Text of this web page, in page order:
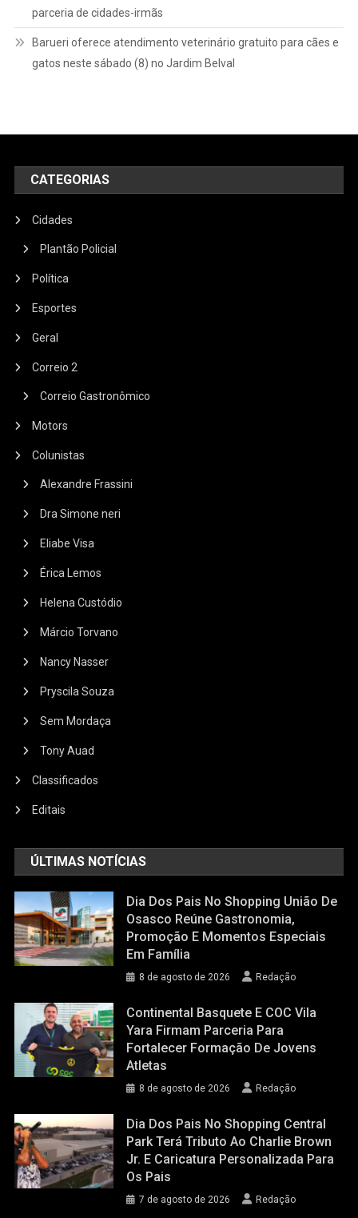
parceria de cidades-irmãs
Barueri oferece atendimento veterinário gratuito para cães e
gatos neste sábado (8) no Jardim Belval
CATEGORIAS
Cidades
Plantão Policial
Política
Esportes
Geral
Correio 2
Correio Gastronômico
Motors
Colunistas
Alexandre Frassini
Dra Simone neri
Eliabe Visa
Érica Lemos
Helena Custódio
Márcio Torvano
Nancy Nasser
Pryscila Souza
Sem Mordaça
Tony Auad
Classificados
Editais
ÚLTIMAS NOTÍCIAS
Dia Dos Pais No Shopping União De
Osasco Reúne Gastronomia,
Promoção E Momentos Especiais
Em Família
8 de agosto de 2026 Redação
Continental Basquete E COC Vila
Yara Firmam Parceria Para
Fortalecer Formação De Jovens
Atletas
8 de agosto de 2026 Redação
Dia Dos Pais No Shopping Central
Park Terá Tributo Ao Charlie Brown
Jr. E Caricatura Personalizada Para
Os Pais
7 de agosto de 2026 Redação